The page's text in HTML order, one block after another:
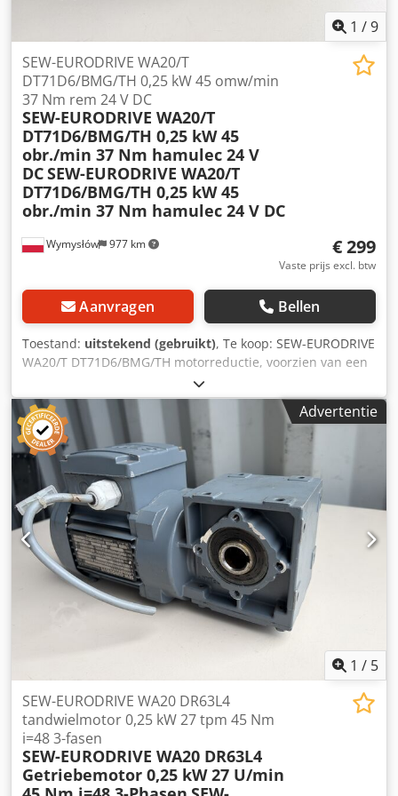
Meerprijs motorvermogen 6,5 kW (8,8 pk) ALTENDORF met
VARIO, voor het aan beide zijden kantelen Dcodpfezgwl Iox
Ahyek - Voorsnij-aggregat 2-assig, 2-zijdig, ALTENDORF met
motorische hoogte- en zijverstelling Voorsnijmeshoogte
programmeerbaar - Snelle verlaging en snelle verhoging, -
Aandrijfmotor 0,75 kW (1 pk), 8.200 omw/min. -
Voorsnijsystem RAPIDO 180 mm ALTENDORF voor het aan
beide zijden kantelen - LED-verlichting op de voorsnij-
eenheid ALTENDORF - Dubbele rolgeleider 3.400 mm,
ALTENDORF - CNC-parallelgeleider, 1.300 mm, ALTENDORF
- Camera-arm, wegklapbaar ALTENDORF - Voorste steunrol
ALTENDORF - Tafelbladverlenging 840 mm ALTENDORF
met luchtkoeling - HandGuard 2025-versie, nieuw De
garantie. De machine is te koop voor een zeer speciale
prijs. Wij maken u graag een offerte.
1 /9
Wymysłów 977 km
SEW-EURODRIVE WA20/T
DT71D6/BMG/TH 0,25 kW 45 omw/min
37 Nm rem 24 V DC
SEW-EURODRIVE WA20/T
DT71D6/BMG/TH 0,25 kW 45
obr./min 37 Nm hamulec 24 V
DCSEW-EURODRIVE WA20/T
DT71D6/BMG/TH 0,25 kW 45
obr./min 37 Nm hamulec 24 V DC
€ 299
Vaste prijs excl. btw
Aanvragen Bellen
Toestand: uitstekend (gebruikt), Te koop: SEW-EURODRIVE
WA20/T DT71D6/BMG/TH motorreductie, voorzien van een
ingebouwde elektromagnetische rem, 24 V DC. Het
apparaat is volledig functioneel, getest en klaar voor
gebruik. De technische staat is zeer goed. De behuizing
vertoont normale gebruikssporen in de vorm van kleine
krassen en slijtage, die geen invloed hebben op de
werking van het apparaat. Technische specificaties:
Fabrikant: SEW-EURODRIVE Reductiemodel: WA20/T
Motortype: DT71D6/BMG/TH Vermogen: 0,25 kW Voeding:
3×230/400 V Δ/Y Frequentie: 50 Hz Nominale stroom: 1,48 /
0,85 A Motorsnelheid: 880 omw/min Uitgaande snelheid:
45 omw/min Koppel: 37 Nm Overbrengingsverhouding: i =
19,50 Beschermingsgraad: IP54 Dcsdpfxjzn Npzo Ahyok
Isolatieklasse: F Rem: 24 V DC Remmoment: 5 Nm Gewicht:
Advertentie
1 / 5
SEW-EURODRIVE WA20 DR63L4
tandwielmotor 0,25 kW 27 tpm 45 Nm
i=48 3-fasen
SEW-EURODRIVE WA20 DR63L4
Getriebemotor 0,25 kW 27 U/min